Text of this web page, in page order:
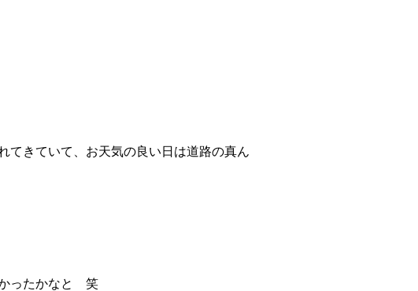
てきていて、 お天気の良い日は道路の真ん
ったかなと 笑